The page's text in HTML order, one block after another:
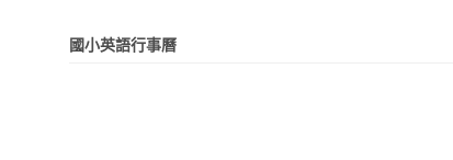
國小英語行事曆